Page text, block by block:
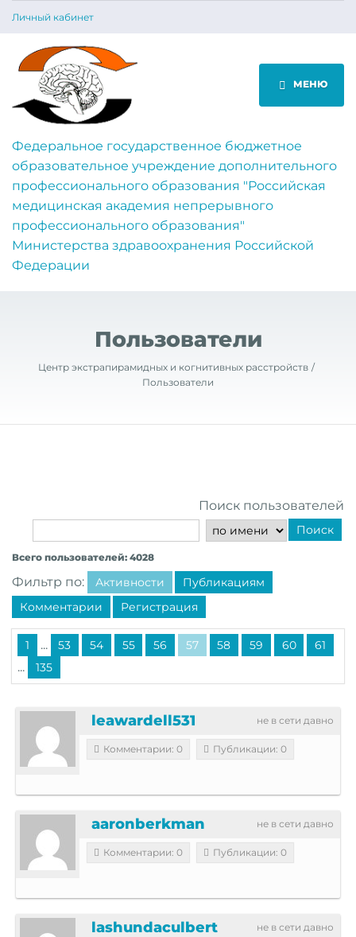
Личный кабинет
МЕНЮ
Федеральное государственное бюджетное
образовательное учреждение дополнительного
профессионального образования "Российская
медицинская академия непрерывного
профессионального образования"
Министерства здравоохранения Российской
Федерации
Пользователи
Центр экстрапирамидных и когнитивных расстройств
Пользователи
Поиск пользователей
Поиск
Всего пользователей: 4028
Фильтр по: Активности
Публикациям
Комментарии
Регистрация
1 ... 53 54 55 56 57 58 59 60 61
... 135
не в сети давно
leawardell531
Комментарии: 0 Публикации: 0
не в сети давно
aaronberkman
Комментарии: 0 Публикации: 0
не в сети давно
lashundaculbert